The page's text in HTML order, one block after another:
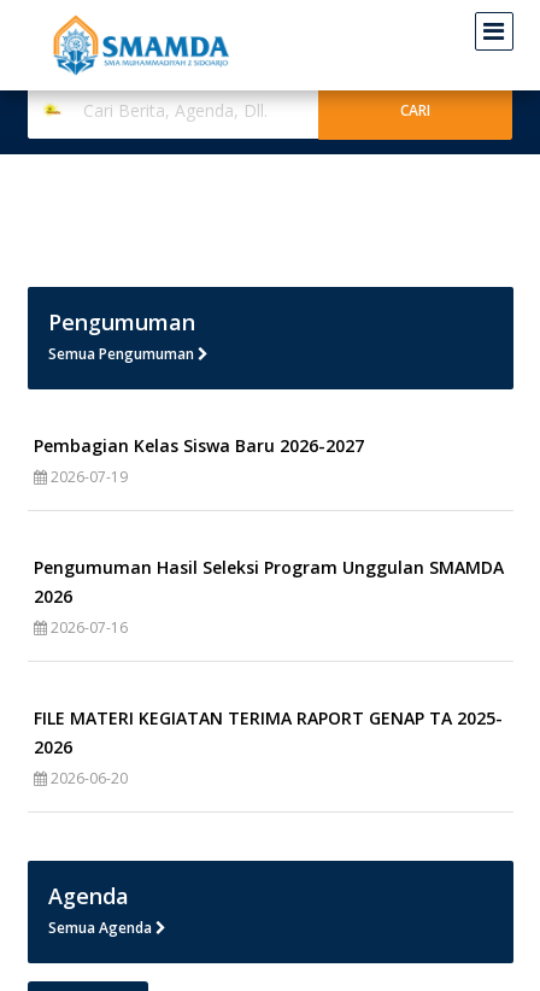
Pengumuman
Semua Pengumuman
Pembagian Kelas Siswa Baru 2026-2027
2026-07-19
Pengumuman Hasil Seleksi Program Unggulan SMAMDA
2026
2026-07-16
FILE MATERI KEGIATAN TERIMA RAPORT GENAP TA 2025-
2026
2026-06-20
Agenda
Semua Agenda